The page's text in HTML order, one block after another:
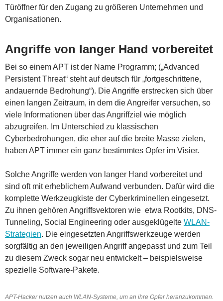
Türöffner für den Zugang zu größeren Unternehmen und
Organisationen.
Angriffe von langer Hand vorbereitet
Bei so einem APT ist der Name Programm; („Advanced
Persistent Threat“ steht auf deutsch für „fortgeschrittene,
andauernde Bedrohung“). Die Angriffe erstrecken sich über
einen langen Zeitraum, in dem die Angreifer versuchen, so
viele Informationen über das Angriffziel wie möglich
abzugreifen. Im Unterschied zu klassischen
Cyberbedrohungen, die eher auf die breite Masse zielen,
haben APT immer ein ganz bestimmtes Opfer im Visier.
Solche Angriffe werden von langer Hand vorbereitet und
sind oft mit erheblichem Aufwand verbunden. Dafür wird die
komplette Werkzeugkiste der Cyberkriminellen eingesetzt.
Zu ihnen gehören Angriffsvektoren wie etwa Rootkits, DNS-
Tunneling, Social Engineering oder ausgeklügelte WLAN-
Strategien. Die eingesetzten Angriffswerkzeuge werden
sorgfältig an den jeweiligen Angriff angepasst und zum Teil
zu diesem Zweck sogar neu entwickelt – beispielsweise
spezielle Software-Pakete.
APT-Hacker nutzen auch WLAN-Systeme, um an ihre Opfer heranzukommen.